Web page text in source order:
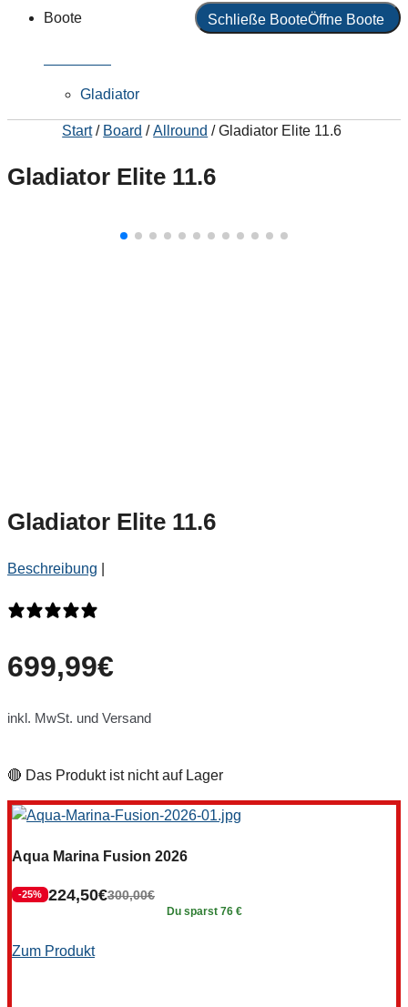
Boote
Schließe BooteÖffne Boote
Gladiator
Start/ Board /Allround / Gladiator Elite 11.6
Gladiator Elite 11.6
Gladiator Elite 11.6
Beschreibung
699,99€
inkl. MwSt. und Versand
🔴 Das Produkt ist nicht auf Lager
Aqua Marina Fusion 2026
-25% 300,00€
224,50€
Du sparst 76 €
Zum Produkt